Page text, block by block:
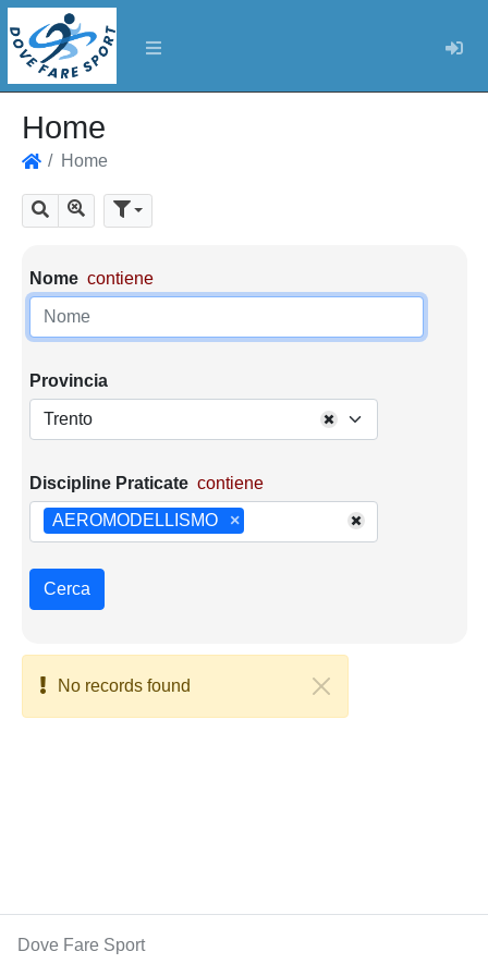
Home
Home
Cerca Mostra tutti i risultati
Parametri di ricerca
Nome contiene
Provincia
Trento
Discipline Praticate contiene
×
AEROMODELLISMO
Cerca
No records found
Dove Fare Sport